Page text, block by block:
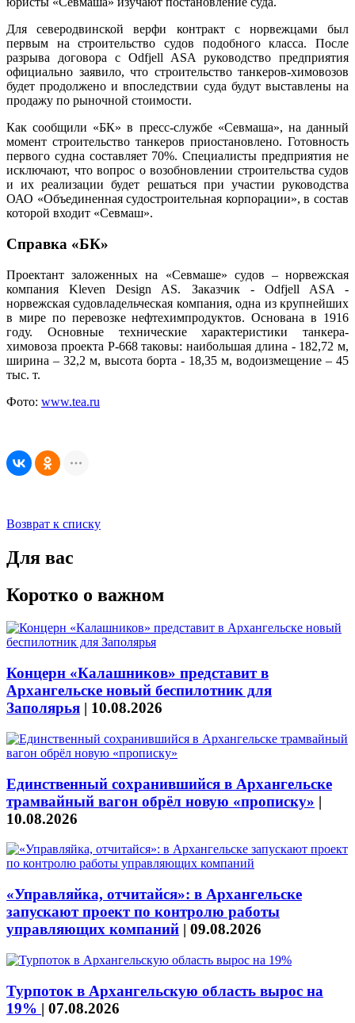
Для северодвинской верфи контракт с норвежцами был
первым на строительство судов подобного класса. После
разрыва договора с Odfjell ASA руководство предприятия
официально заявило, что строительство танкеров-химовозов
будет продолжено и впоследствии суда будут выставлены на
продажу по рыночной стоимости.
Как сообщили «БК» в пресс-службе «Севмаша», на данный
момент строительство танкеров приостановлено. Готовность
первого судна составляет 70%. Специалисты предприятия не
исключают, что вопрос о возобновлении строительства судов
и их реализации будет решаться при участии руководства
ОАО «Объединенная судостроительная корпорации», в состав
которой входит «Севмаш».
Справка «БК»
Проектант заложенных на «Севмаше» судов – норвежская
компания Kleven Design AS. Заказчик - Odfjell ASA -
норвежская судовладельческая компания, одна из крупнейших
в мире по перевозке нефтехимпродуктов. Основана в 1916
году. Основные технические характеристики танкера-
химовоза проекта Р-668 таковы: наибольшая длина - 182,72 м,
ширина – 32,2 м, высота борта - 18,35 м, водоизмещение – 45
тыс. т.
Фото: www.tea.ru
Возврат к списку
Для вас
Коротко о важном
Концерн «Калашников» представит в
Архангельске новый беспилотник для
Заполярья | 10.08.2026
Единственный сохранившийся в Архангельске
трамвайный вагон обрёл новую «прописку» |
10.08.2026
«Управляйка, отчитайся»: в Архангельске
запускают проект по контролю работы
управляющих компаний | 09.08.2026
Турпоток в Архангельскую область вырос на
19% | 07.08.2026